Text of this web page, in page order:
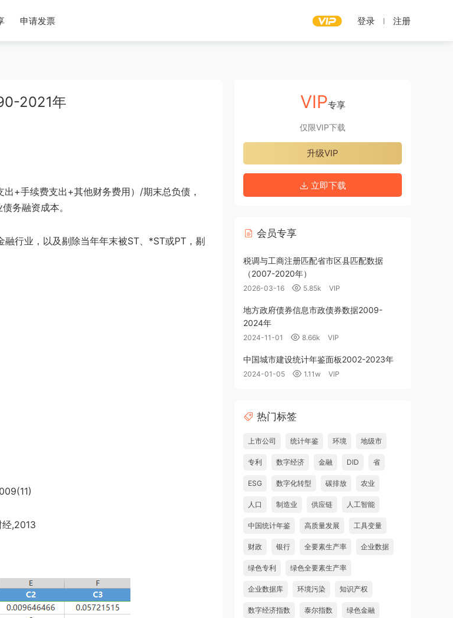
申请发票 登录 注册
2021年
+手续费支出+其他财务费用）/期末总负债，
务融资成本。
行业，以及剔除当年年末被ST、*ST或PT，剔
,2013
VIP专享
仅限VIP下载
升级VIP
立即下载
会员专享
税调与工商注册匹配省市区县匹配数据
（2007-2020年）
2026-03-16 5.85k VIP
地方政府债券信息市政债券数据2009-
2024年
2024-11-01 8.66k VIP
中国城市建设统计年鉴面板2002-2023年
2024-01-05 1.11w VIP
热门标签
上市公司 统计年鉴 环境 地级市
专利 数字经济 金融 DID 省
ESG 数字化转型 碳排放 农业
人口 制造业 供应链 人工智能
中国统计年鉴 高质量发展 工具变量
财政 银行 全要素生产率 企业数据
绿色专利 绿色全要素生产率
企业数据库 环境污染 知识产权
数字经济指数 泰尔指数 绿色金融